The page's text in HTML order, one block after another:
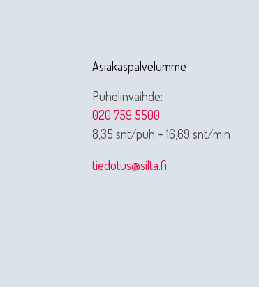
Asiakaspalvelumme
Puhelinvaihde:
020 759 5500
8,35 snt/puh + 16,69 snt/min
tiedotus@silta.fi